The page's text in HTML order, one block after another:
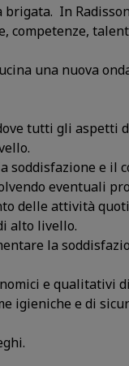
brigata. In
competenze,
una nuova
tutti gli aspetti
soddisfazione e il
eventuali
delle attività
alto livello.
la
e qualitativi
igieniche e di